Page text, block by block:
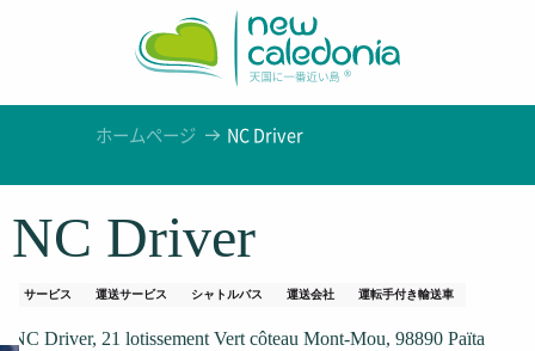
ホームページ NC Driver
NC Driver
サービス 運送サービス シャトルバス 運送会社 運転手付き輸送車
NC Driver, 21 lotissement Vert côteau Mont-Mou, 98890 Païta